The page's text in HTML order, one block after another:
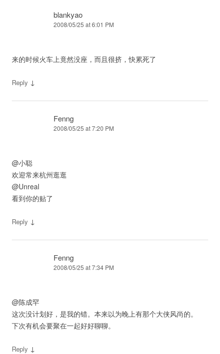
blankyao
2008/05/25 at 6:01 PM
来的时候火车上竟然没座，而且很挤，快累死了
Reply ↓
Fenng
2008/05/25 at 7:20 PM
@小聪
欢迎常来杭州逛逛
@Unreal
看到你的贴了
Reply ↓
Fenng
2008/05/25 at 7:34 PM
@陈成罕
这次没计划好，是我的错。本来以为晚上有那个大侠风尚的。
下次有机会要聚在一起好好聊聊。
Reply ↓